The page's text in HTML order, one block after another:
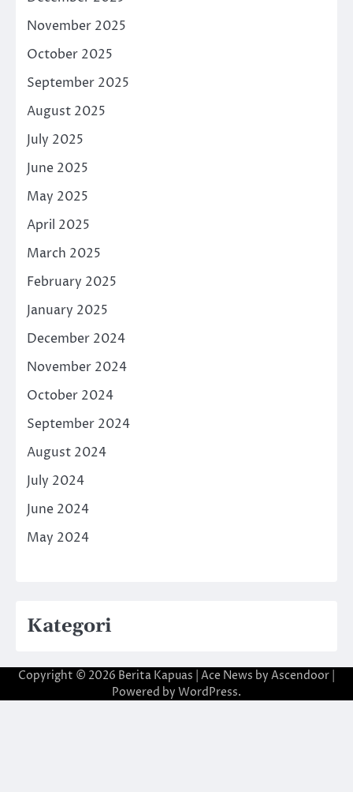
November 2025
October 2025
September 2025
August 2025
July 2025
June 2025
May 2025
April 2025
March 2025
February 2025
January 2025
December 2024
November 2024
October 2024
September 2024
August 2024
July 2024
June 2024
May 2024
Kategori
Copyright © 2026 Berita Kapuas | Ace News by Ascendoor
Powered by WordPress.